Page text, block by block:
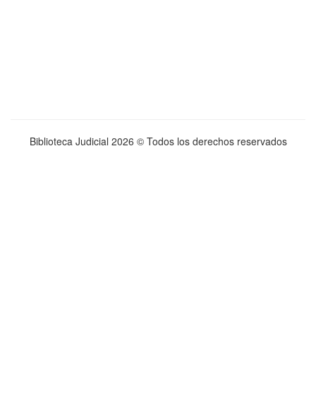
Biblioteca Judicial 2026 © Todos los derechos reservados